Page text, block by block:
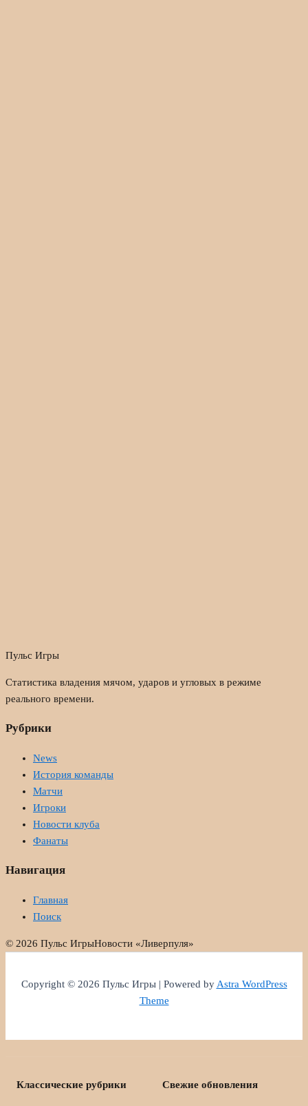
Пульс Игры
Статистика владения мячом, ударов и угловых в режиме
реального времени.
Рубрики
News
История команды
Матчи
Игроки
Новости клуба
Фанаты
Навигация
Главная
Поиск
© 2026 Пульс ИгрыНовости «Ливерпуля»
Copyright © 2026 Пульс Игры | Powered byAstra WordPress
Theme
Классические рубрики Свежие обновления